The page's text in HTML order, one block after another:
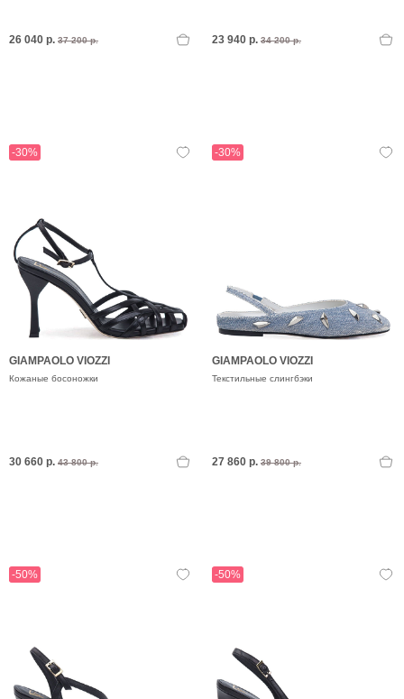
26 040 р. 37 200 р. 23 940 р. 34 200 р.
-30%
GIAMPAOLO VIOZZI
Кожаные босоножки
30 660 р. 43 800 р.
-30%
GIAMPAOLO VIOZZI
Текстильные слингбэки
27 860 р. 39 800 р.
-50% -50%